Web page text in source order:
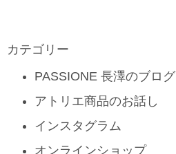
カテゴリー
PASSIONE 長澤のブログ
アトリエ商品のお話し
インスタグラム
オンラインショップ